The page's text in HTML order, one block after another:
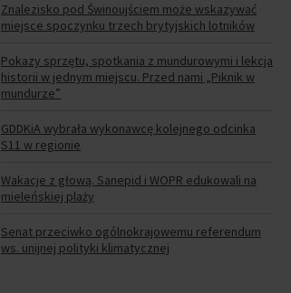
Znalezisko pod Świnoujściem może wskazywać
miejsce spoczynku trzech brytyjskich lotników
Pokazy sprzętu, spotkania z mundurowymi i lekcja
historii w jednym miejscu. Przed nami „Piknik w
mundurze”
GDDKiA wybrała wykonawcę kolejnego odcinka
S11 w regionie
Wakacje z głową. Sanepid i WOPR edukowali na
mieleńskiej plaży
Senat przeciwko ogólnokrajowemu referendum
ws. unijnej polityki klimatycznej